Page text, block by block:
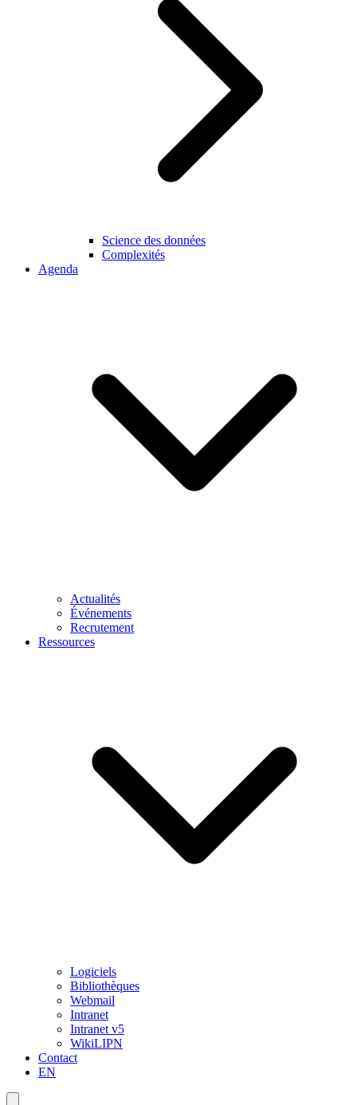
Science des données
Complexités
Agenda
Actualités
Événements
Recrutement
Ressources
Logiciels
Bibliothèques
Webmail
Intranet
Intranet v5
WikiLIPN
Contact
EN